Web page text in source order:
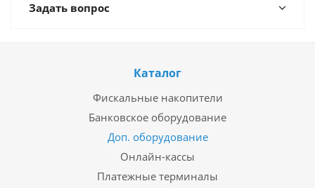
Задать вопрос
Каталог
Фискальные накопители
Банковское оборудование
Доп. оборудование
Онлайн-кассы
Платежные терминалы